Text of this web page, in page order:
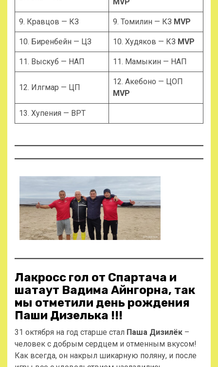
MVP
9. Кравцов — КЗ 9. Томилин — КЗ MVP
10. Биренбейн — ЦЗ 10. Худяков — КЗ MVP
11. Выскуб — НАП 11. Мамыкин — НАП
12. Илгмар — ЦП
12. Акебоно — ЦОП
MVP
13. Хупения — ВРТ
Лакросс гол от Спартача и
шатаут Вадима Айнгорна, так
мы отметили день рождения
Паши Дизелька !!!
31 октября на год старше стал Паша Дизилёк –
человек с добрым сердцем и отменным вкусом!
Как всегда, он накрыл шикарную поляну, и после